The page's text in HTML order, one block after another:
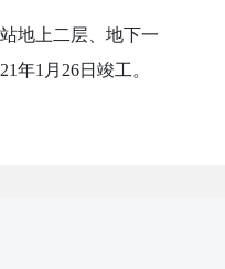
地上二层、地下一
年1月26日竣工。